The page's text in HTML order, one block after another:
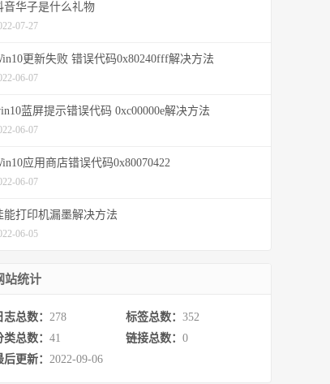
音华子是什么礼物
07-27
更新失败 错误代码0x80240fff解决方法
06-07
蓝屏提示错误代码 0xc00000e解决方法
06-07
应用商店错误代码0x80070422
06-07
能打印机漏墨解决方法
06-05
站统计
志总数： 278 标签总数： 352
类总数： 41 链接总数： 0
后更新： 2022-09-06